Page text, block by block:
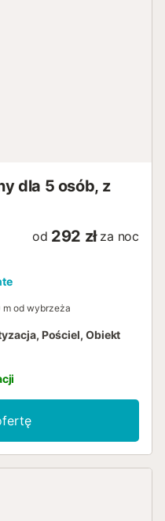
dla 5 osób, z
od 292 zł za noc
m od wybrzeża
Pościel, Obiekt